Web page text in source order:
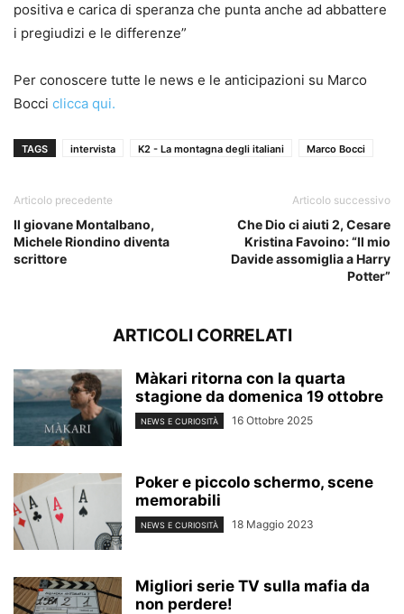
positiva e carica di speranza che punta anche ad abbattere
i pregiudizi e le differenze”
Per conoscere tutte le news e le anticipazioni su Marco
Bocci clicca qui.
TAGS intervista K2 - La montagna degli italiani Marco Bocci
Articolo precedente
Il giovane Montalbano,
Michele Riondino diventa
scrittore
Articolo successivo
Che Dio ci aiuti 2, Cesare
Kristina Favoino: “Il mio
Davide assomiglia a Harry
Potter”
ARTICOLI CORRELATI
Màkari ritorna con la quarta
stagione da domenica 19 ottobre
NEWS E CURIOSITÀ 16 Ottobre 2025
Poker e piccolo schermo, scene
memorabili
NEWS E CURIOSITÀ 18 Maggio 2023
Migliori serie TV sulla mafia da
non perdere!